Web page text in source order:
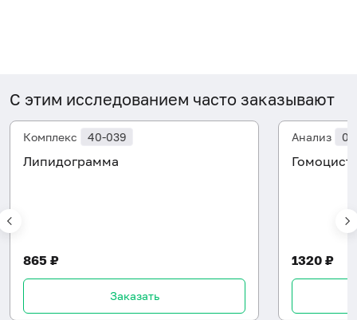
С этим исследованием часто заказывают
Комплекс 40-039
Липидограмма
865 ₽
Заказать
Анализ
1320 ₽